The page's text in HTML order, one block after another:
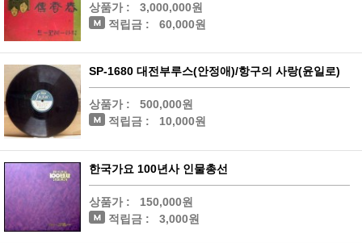
상품가 :
3,000,000원
적립금 :
60,000원
SP-1680 대전부루스(안정애)/항구의 사랑(윤일로)
상품가 :
500,000원
적립금 :
10,000원
한국가요 100년사 인물총선
상품가 :
150,000원
적립금 :
3,000원